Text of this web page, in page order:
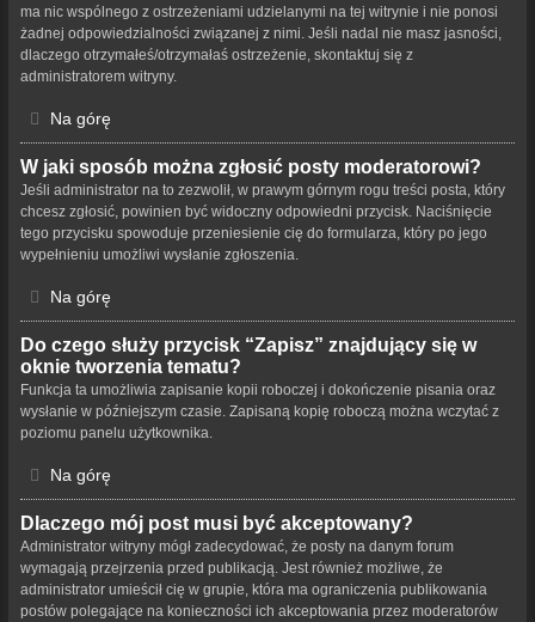
ma nic wspólnego z ostrzeżeniami udzielanymi na tej witrynie i nie ponosi
żadnej odpowiedzialności związanej z nimi. Jeśli nadal nie masz jasności,
dlaczego otrzymałeś/otrzymałaś ostrzeżenie, skontaktuj się z
administratorem witryny.
Na górę
W jaki sposób można zgłosić posty moderatorowi?
Jeśli administrator na to zezwolił, w prawym górnym rogu treści posta, który
chcesz zgłosić, powinien być widoczny odpowiedni przycisk. Naciśnięcie
tego przycisku spowoduje przeniesienie cię do formularza, który po jego
wypełnieniu umożliwi wysłanie zgłoszenia.
Na górę
Do czego służy przycisk “Zapisz” znajdujący się w
oknie tworzenia tematu?
Funkcja ta umożliwia zapisanie kopii roboczej i dokończenie pisania oraz
wysłanie w późniejszym czasie. Zapisaną kopię roboczą można wczytać z
poziomu panelu użytkownika.
Na górę
Dlaczego mój post musi być akceptowany?
Administrator witryny mógł zadecydować, że posty na danym forum
wymagają przejrzenia przed publikacją. Jest również możliwe, że
administrator umieścił cię w grupie, która ma ograniczenia publikowania
postów polegające na konieczności ich akceptowania przez moderatorów